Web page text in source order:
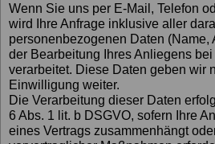
Wenn Sie uns per E-Mail, Telefon
wird Ihre Anfrage inklusive aller
personenbezogenen Daten (Name,
der Bearbeitung Ihres Anliegens
verarbeitet. Diese Daten geben wir
Einwilligung weiter.
Die Verarbeitung dieser Daten
6 Abs. 1 lit. b DSGVO, sofern Ihre
eines Vertrags zusammenhängt